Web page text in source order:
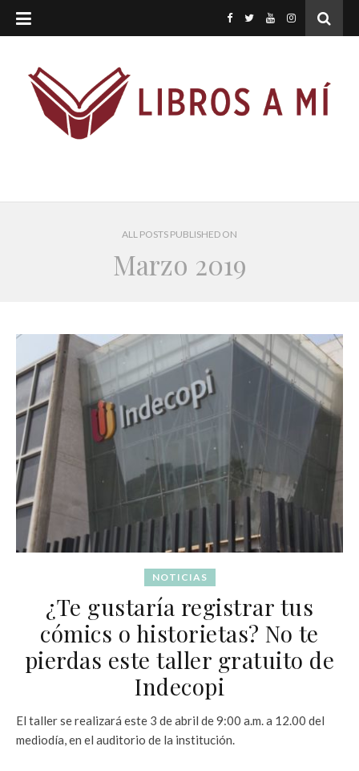
ALL POSTS PUBLISHED ON
Marzo 2019
NOTICIAS
¿Te gustaría registrar tus
cómics o historietas? No te
pierdas este taller gratuito de
Indecopi
El taller se realizará este 3 de abril de 9:00 a.m. a 12.00 del
mediodía, en el auditorio de la institución.